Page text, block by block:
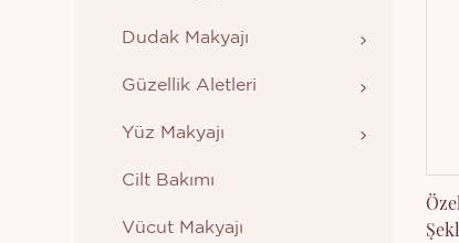
Dudak Makyajı
Güzellik Aletleri
Yüz Makyajı
Cilt Bakımı
Vücut Makyajı